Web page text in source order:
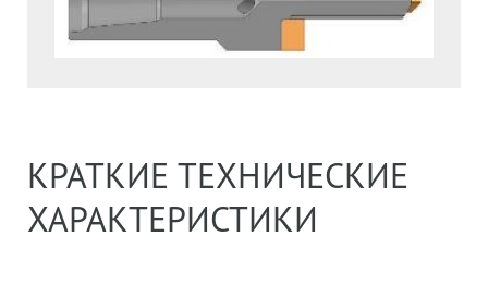
КРАТКИЕ ТЕХНИЧЕСКИЕ
ХАРАКТЕРИСТИКИ